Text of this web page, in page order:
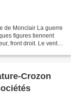
de Monclair La guerre
figures tiennent
front droit. Le vent
Crozon